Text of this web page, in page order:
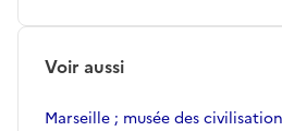
Voir aussi
Marseille ; musée des